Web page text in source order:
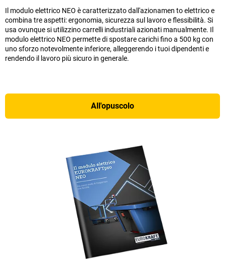
Il modulo elettrico NEO è caratterizzato dall'azionamen to elettrico e
combina tre aspetti: ergonomia, sicurezza sul lavoro e flessibilità. Si
usa ovunque si utilizzino carrelli industriali azionati manualmente. Il
modulo elettrico NEO permette di spostare carichi fino a 500 kg con
uno sforzo notevolmente inferiore, alleggerendo i tuoi dipendenti e
rendendo il lavoro più sicuro in generale.
All'opuscolo